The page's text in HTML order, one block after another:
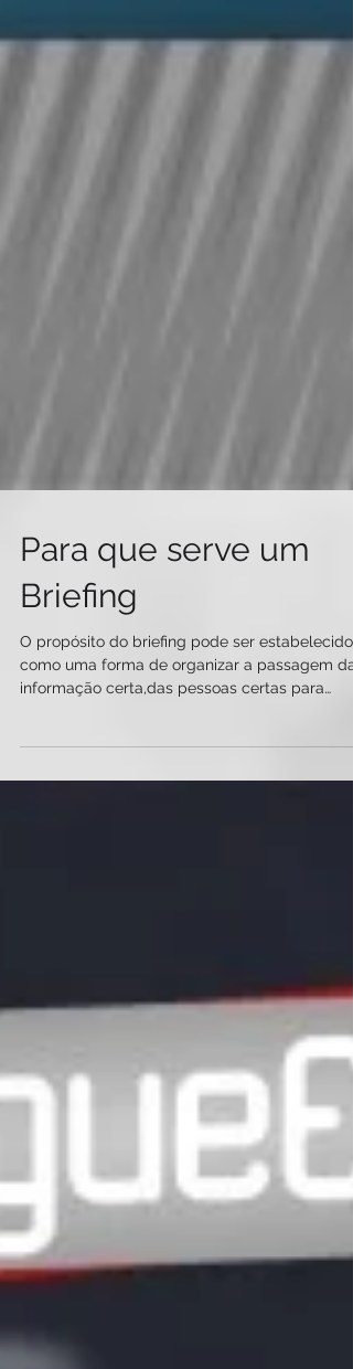
Para que serve um
Briefing
O propósito do briefing pode ser estabelecido
como uma forma de organizar a passagem da
outras...